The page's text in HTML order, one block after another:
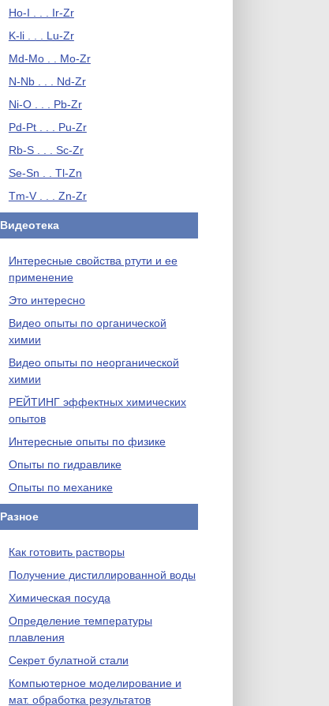
Ho-I . . . Ir-Zr
K-li . . . Lu-Zr
Md-Mo . . Mo-Zr
N-Nb . . . Nd-Zr
Ni-O . . . Pb-Zr
Pd-Pt . . . Pu-Zr
Rb-S . . . Sc-Zr
Se-Sn . . Tl-Zn
Tm-V . . . Zn-Zr
Видеотека
Интересные свойства ртути и ее
применение
Это интересно
Видео опыты по органической
химии
Видео опыты по неорганической
химии
РЕЙТИНГ эффектных химических
опытов
Интересные опыты по физике
Опыты по гидравлике
Опыты по механике
Разное
Как готовить растворы
Получение дистиллированной воды
Химическая посуда
Определение температуры
плавления
Секрет булатной стали
Компьютерное моделирование и
мат. обработка результатов